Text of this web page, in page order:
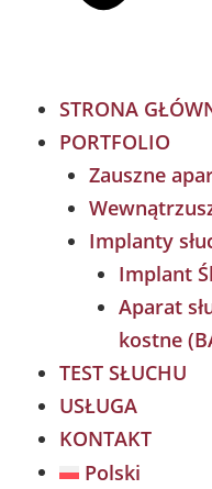
STRONA
PORTFOLIO
Zauszne
Implanty
Implant
Aparat
kostne
TEST SŁUCHU
USŁUGA
KONTAKT
Polski